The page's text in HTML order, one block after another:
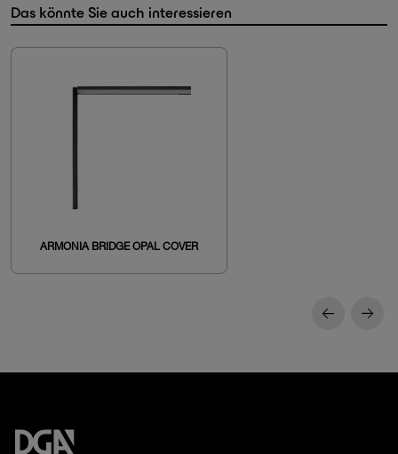
Das könnte Sie auch interessieren
ARMONIA BRIDGE OPAL COVER